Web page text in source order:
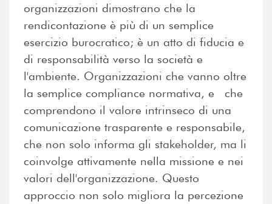
organizzazioni dimostrano che la
rendicontazione è più di un semplice
esercizio burocratico; è un atto di fiducia e
di responsabilità verso la società e
l'ambiente. Organizzazioni che vanno oltre
la semplice compliance normativa, e che
comprendono il valore intrinseco di una
comunicazione trasparente e responsabile,
che non solo informa gli stakeholder, ma li
coinvolge attivamente nella missione e nei
valori dell'organizzazione. Questo
approccio non solo migliora la percezione